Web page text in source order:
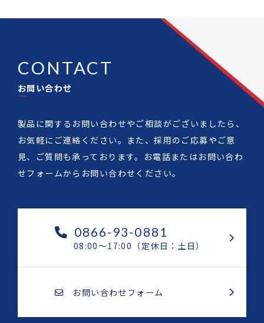
CONTACT
お問い合わせ
製品に関するお問い合わせやご相談がございましたら、
お気軽にご連絡ください。また、採用のご応募やご意
見、ご質問も承っております。お電話またはお問い合わ
せフォームからお問い合わせください。
0866-93-0881
08:00～17:00（定休日：土日）
お問い合わせフォーム